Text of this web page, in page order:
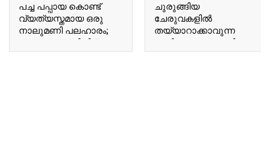
പച്ച പപ്പായ കൊണ്ട്
വ്യത്യസ്തമായ ഒരു
നാലുമണി പലഹാരം;
വെറും പത്ത് മിനിറ്റ്
കൊണ്ട് പപ്പായ ചിപ്സ്
ചുരുങ്ങിയ
ചേരുവകളിൽ
തയ്യാറാക്കാവുന്ന
രുചികരമായ റൊട്ടി;
ബട്ടർ ചപ്പാത്തി കഴിച്ചു